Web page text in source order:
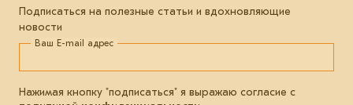
Подписаться на полезные статьи и вдохновляющие
новости
Ваш E-mail адрес
Нажимая кнопку "подписаться" я выражаю согласие с